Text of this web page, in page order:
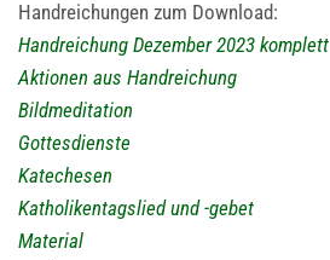
Handreichungen zum Download:
Handreichung Dezember 2023 komplett
Aktionen aus Handreichung
Bildmeditation
Gottesdienste
Katechesen
Katholikentagslied und -gebet
Material